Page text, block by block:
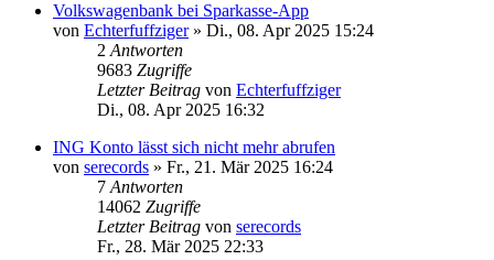
Volkswagenbank bei Sparkasse-App
von Echterfuffziger» Di., 08. Apr 2025 15:24
2 Antworten
9683 Zugriffe
Letzter Beitrag von Echterfuffziger
Di., 08. Apr 2025 16:32
ING Konto lässt sich nicht mehr abrufen
von serecords » Fr., 21. Mär 2025 16:24
7 Antworten
14062 Zugriffe
Letzter Beitrag von serecords
Fr., 28. Mär 2025 22:33